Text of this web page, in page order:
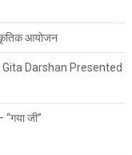
आयोजन
Darshan Presented
जी”